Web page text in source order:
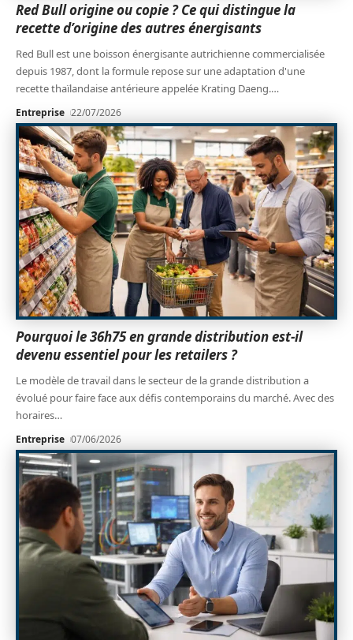
Red Bull origine ou copie ? Ce qui distingue la
recette d’origine des autres énergisants
Red Bull est une boisson énergisante autrichienne commercialisée
depuis 1987, dont la formule repose sur une adaptation d'une
recette thaïlandaise antérieure appelée Krating Daeng.…
Entreprise 22/07/2026
Pourquoi le 36h75 en grande distribution est-il
devenu essentiel pour les retailers ?
Le modèle de travail dans le secteur de la grande distribution a
évolué pour faire face aux défis contemporains du marché. Avec des
horaires…
Entreprise 07/06/2026